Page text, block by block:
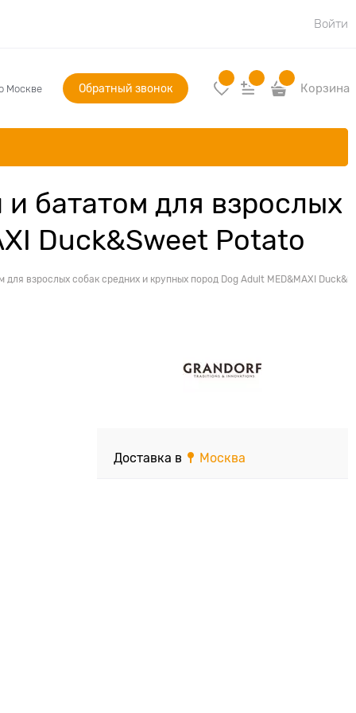
Войти
Москве Обратный звонок Корзина
и бататом для взрослых
Duck&Sweet Potato
для взрослых собак средних и крупных пород Dog Adult MED&MAXI
Доставка в Москва